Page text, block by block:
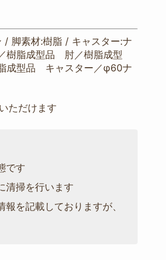
/ 脚素材:樹脂 / キャスター:ナ
樹脂成型品 肘／樹脂成型
成型品 キャスター／φ60ナ
ただけます
です
清掃を行います
を記載しておりますが、